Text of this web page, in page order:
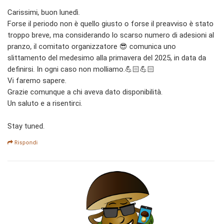
Carissimi, buon lunedì.
Forse il periodo non è quello giusto o forse il preavviso è stato
troppo breve, ma considerando lo scarso numero di adesioni al
pranzo, il comitato organizzatore 😎 comunica uno
slittamento del medesimo alla primavera del 2025, in data da
definirsi. In ogni caso non molliamo.💪🏻💪🏻
Vi faremo sapere.
Grazie comunque a chi aveva dato disponibilità.
Un saluto e a risentirci.
Stay tuned.
Rispondi